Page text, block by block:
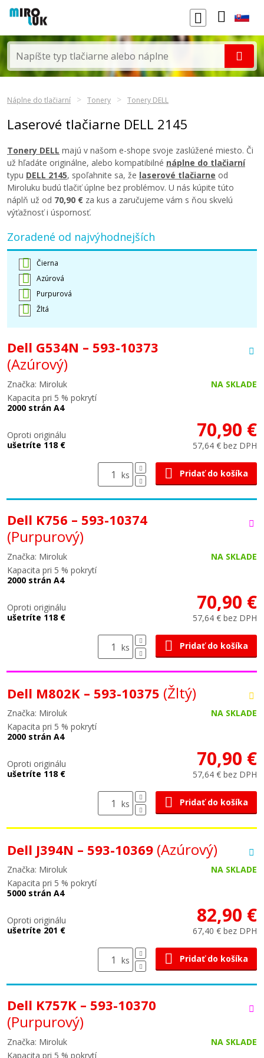
Náplne do tlačiarní Tonery Tonery DELL
Laserové tlačiarne DELL 2145
Tonery DELL majú v našom e-shope svoje zaslúžené miesto. Či
už hľadáte originálne, alebo kompatibilné náplne do tlačiarní
typu DELL 2145, spoľahnite sa, že laserové tlačiarne od
Miroluku budú tlačiť úplne bez problémov. U nás kúpite túto
náplň už od 70,90 € za kus a zaručujeme vám s ňou skvelú
výťažnosť i úspornosť.
Zoradené od najvýhodnejších
Čierna
Azúrová
Purpurová
Žltá
Dell G534N – 593-10373
(Azúrový)
Značka: Miroluk
NA SKLADE
Kapacita pri 5 % pokrytí
2000 strán A4
Oproti originálu
ušetríte 118 €
70,90 €
57,64 € bez DPH
ks Pridať do košíka
Dell K756 – 593-10374
(Purpurový)
Značka: Miroluk
NA SKLADE
Kapacita pri 5 % pokrytí
2000 strán A4
Oproti originálu
ušetríte 118 €
70,90 €
57,64 € bez DPH
ks Pridať do košíka
Dell M802K – 593-10375 (Žltý)
Značka: Miroluk
NA SKLADE
Kapacita pri 5 % pokrytí
2000 strán A4
Oproti originálu
ušetríte 118 €
70,90 €
57,64 € bez DPH
ks Pridať do košíka
Dell J394N – 593-10369 (Azúrový)
Značka: Miroluk
NA SKLADE
Kapacita pri 5 % pokrytí
5000 strán A4
Oproti originálu
ušetríte 201 €
82,90 €
67,40 € bez DPH
ks Pridať do košíka
Dell K757K – 593-10370
(Purpurový)
Značka: Miroluk
NA SKLADE
Kapacita pri 5 % pokrytí